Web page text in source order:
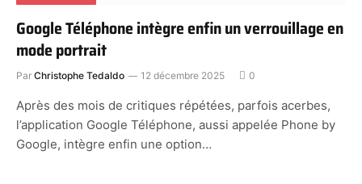
Google Téléphone intègre enfin un verrouillage en
mode portrait
Par Christophe Tedaldo 12 décembre 2025 0
Après des mois de critiques répétées, parfois acerbes,
l’application Google Téléphone, aussi appelée Phone by
Google, intègre enfin une option…